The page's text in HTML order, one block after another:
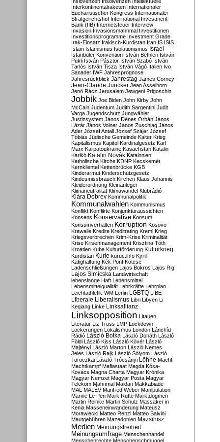
Interkontinentalraketen Internationaler
Eucharistischer Kongress Internationaler
Strafgerichtshof International Investment
Bank (IIB) Internetsteuer Interview
Invasion Invasionsmahnmal Investitionen
Investitionsprogramme Investment Grade
Irak-Einsatz Irakisch-Kurdistan Iran IS ISIS
Islam Islamismus Isolationismus Israel
Istanbuler Konvention István Bethlen István
Pukli István Pásztor István Szabó István
Tarlós István Tisza István Vágó Italien Ivo
Sanader IWF Jahresprognose
Jahresrückblick Jahrestag James Corney
Jean-Claude Juncker Jean Asselborn
Jenő Rácz Jerusalem Jewgeni Prigoschin
Jobbik Joe Biden John Kirby John
McCain Judentum Judith Sargentini Judit
Varga Jugendschutz Jungwähler
Justizsystem János Dénes Orbán János
Lázár János Volner János Zuschlag János
Áder József Antall József Szájer József
Tóbiás Jüdische Gemeinde Kalter Krieg
Kapitalismus Kapitol Kardinalgesetz Karl
Marx Karpatoukraine Kasachstan Katalin
Karikó Katalin Novák Katalonien
Katholische Kirche KDNP Kecskemét
Kernklientel Kettenbrücke KGB
Kinderarmut Kinderschutzgesetz
Kindesmissbrauch Kirchen Klaus Johannis
Kleiderordnung Kleinanleger
Klimaneutralität Klimawandel Klubrádió
Klára Dobrev Kommunalpolitik
Kommunalwahlen Kommunismus
Konflikt Konflikte Konjunkturaussichten
Konsens Konservative Konsum
Konsumverhalten Korruption Kosovo
Krawalle Kredite Kreditrating Kreml Krieg
Kriegsverbrechen Krim-Krise Kriminalität
Krise Krisenmanagement Krisztina Tóth
Kroatien Kuba Kulturförderung Kulturkrieg
Kurdistan Kurie kuruc.info Kyrill
Käfighaltung Kék Pont Kötcse
Ladenschließungen Lajos Bokros Lajos Rig
Lajos Simicska Landwirtschaft
lebenslange Haft Lebensmittel
Lebensmittelqualität Lehrkräfte Lehrplan
Leichtathletik-WM Lenin LGBTQ LIBE
Liberale Liberalismus Libri Libyen Li
Keqiang Linke Linksallianz
Linksopposition Litauen
Literatur Liz Truss LMP Lockdown
Lockerungen Lokalismus London Lánchíd
Rádió
László Botka László Donáth László
Földi László Kiss László Kövér László
Majtényi László Marton László Nemes
Jeles László Rajk László Sólyom László
Toroczkai László Trócsányi Löhne Macht
Machtkampf Mafiastaat Magda Kósa-
Kovács Magna Charta Magyar Krónika
Magyar Nemzet Magyar Posta Magyar
Telekom Mahnmal Maidan Makkabiade
MAL MALÉV Manfred Weber Manipulation
Marine Le Pen Mark Rutte Marktdogmen
Martin Reinke Martin Schulz Massaker in
Kenia Masseneinwanderung Mateusz
Morawiecki Matteo Renzi Matteo Salvini
Mautgebühren Mazedonien Mazsihisz
Medien Meinungsfreiheit
Meinungsumfrage Menschenhandel
Menschenrechte Menschenschmuggel